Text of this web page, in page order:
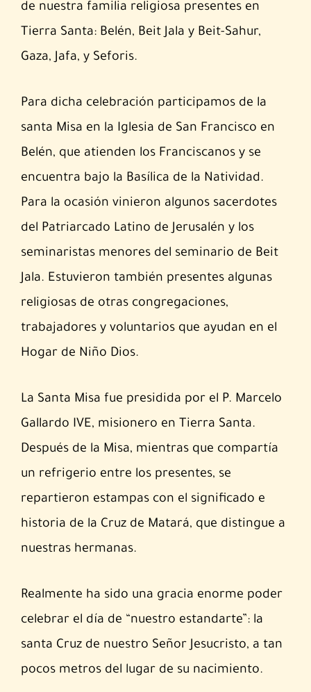
de nuestra familia religiosa presentes en
Tierra Santa: Belén, Beit Jala y Beit-Sahur,
Gaza, Jafa, y Seforis.
Para dicha celebración participamos de la
santa Misa en la Iglesia de San Francisco en
Belén, que atienden los Franciscanos y se
encuentra bajo la Basílica de la Natividad.
Para la ocasión vinieron algunos sacerdotes
del Patriarcado Latino de Jerusalén y los
seminaristas menores del seminario de Beit
Jala. Estuvieron también presentes algunas
religiosas de otras congregaciones,
trabajadores y voluntarios que ayudan en el
Hogar de Niño Dios.
La Santa Misa fue presidida por el P. Marcelo
Gallardo IVE, misionero en Tierra Santa.
Después de la Misa, mientras que compartía
un refrigerio entre los presentes, se
repartieron estampas con el significado e
historia de la Cruz de Matará, que distingue a
nuestras hermanas.
Realmente ha sido una gracia enorme poder
celebrar el día de “nuestro estandarte”: la
santa Cruz de nuestro Señor Jesucristo, a tan
pocos metros del lugar de su nacimiento.